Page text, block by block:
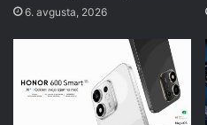
6. avgusta, 2026